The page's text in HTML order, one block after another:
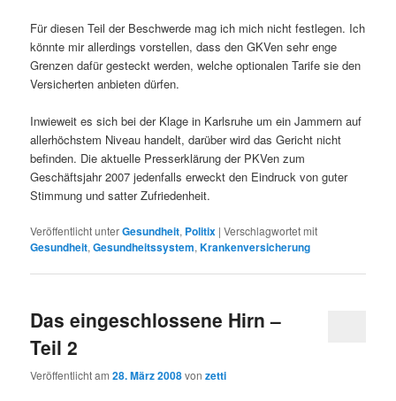
Für diesen Teil der Beschwerde mag ich mich nicht festlegen. Ich
könnte mir allerdings vorstellen, dass den GKVen sehr enge
Grenzen dafür gesteckt werden, welche optionalen Tarife sie den
Versicherten anbieten dürfen.
Inwieweit es sich bei der Klage in Karlsruhe um ein Jammern auf
allerhöchstem Niveau handelt, darüber wird das Gericht nicht
befinden. Die aktuelle Presserklärung der PKVen zum
Geschäftsjahr 2007 jedenfalls erweckt den Eindruck von guter
Stimmung und satter Zufriedenheit.
Veröffentlicht unterGesundheit, Politix |Verschlagwortet mit
Gesundheit,Gesundheitssystem,Krankenversicherung
Das eingeschlossene Hirn –
Teil 2
Veröffentlicht am28. März 2008vonzetti